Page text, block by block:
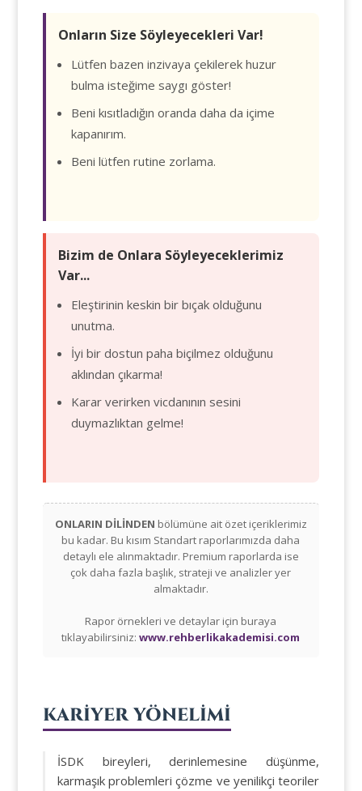
Onların Size Söyleyecekleri Var!
Lütfen bazen inzivaya çekilerek huzur
bulma isteğime saygı göster!
Beni kısıtladığın oranda daha da içime
kapanırım.
Beni lütfen rutine zorlama.
Bizim de Onlara Söyleyeceklerimiz
Var...
Eleştirinin keskin bir bıçak olduğunu
unutma.
İyi bir dostun paha biçilmez olduğunu
aklından çıkarma!
Karar verirken vicdanının sesini
duymazlıktan gelme!
ONLARIN DİLİNDEN bölümüne ait özet içeriklerimiz
bu kadar. Bu kısım Standart raporlarımızda daha
detaylı ele alınmaktadır. Premium raporlarda ise
çok daha fazla başlık, strateji ve analizler yer
almaktadır.
Rapor örnekleri ve detaylar için buraya
tıklayabilirsiniz:www.rehberlikakademisi.com
KARİYER YÖNELİMİ
İSDK bireyleri, derinlemesine düşünme,
karmaşık problemleri çözme ve yenilikçi teoriler